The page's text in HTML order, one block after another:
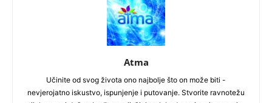
Atma
Učinite od svog života ono najbolje što on može biti -
nevjerojatno iskustvo, ispunjenje i putovanje. Stvorite ravnotežu